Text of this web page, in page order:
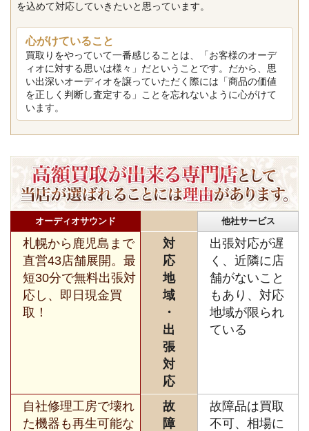
を込めて対応していきたいと思っています。
心がけていること
買取りをやっていて一番感じることは、「お客様のオーデ
ィオに対する思いは様々」だということです。だから、思
い出深いオーディオを譲っていただく際には「商品の価値
を正しく判断し査定する」ことを忘れないように心がけて
います。
オーディオサウンド 他社サービス
札幌から鹿児島まで
直営43店舗展開。最
短30分で無料出張対
応し、即日現金買
取！
対
応
地
域
・
出
張
対
応
出張対応が遅
く、近隣に店
舗がないこと
もあり、対応
地域が限られ
ている
自社修理工房で壊れ
た機器も再生可能な
故
障
故障品は買取
不可、相場に